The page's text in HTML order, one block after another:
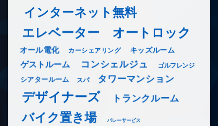
インターネット無料
エレベーター オートロック
オール電化 カーシェアリング キッズルーム
ゲストルーム コンシェルジュ ゴルフレンジ
シアタールーム スパ タワーマンション
デザイナーズ トランクルーム
バイク置き場 バレーサービス